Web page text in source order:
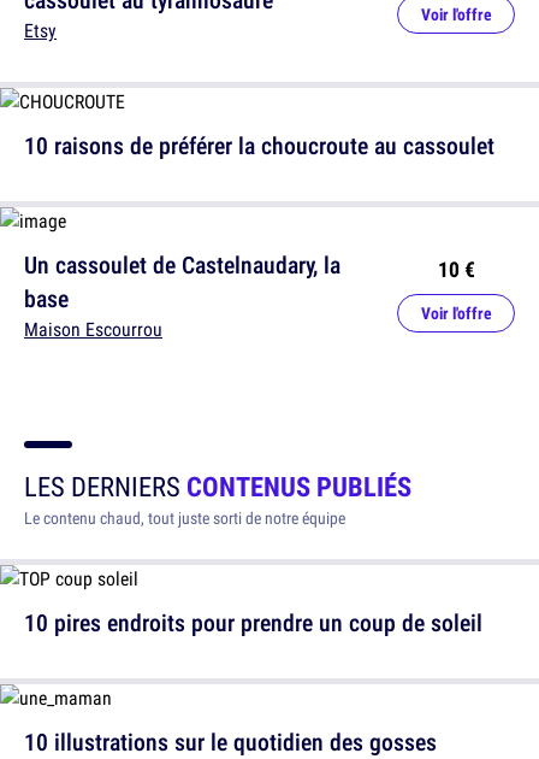
Etsy
Voir l'offre
Un cassoulet de Castelnaudary, la
base
Maison Escourrou
10 €
Voir l'offre
10 raisons de préférer la choucroute au cassoulet
LES DERNIERS CONTENUS PUBLIÉS
Le contenu chaud, tout juste sorti de notre équipe
10 pires endroits pour prendre un coup de soleil
10 illustrations sur le quotidien des gosses